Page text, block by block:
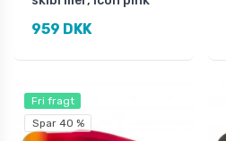
959 DKK
Fri fragt
Spar 40 %